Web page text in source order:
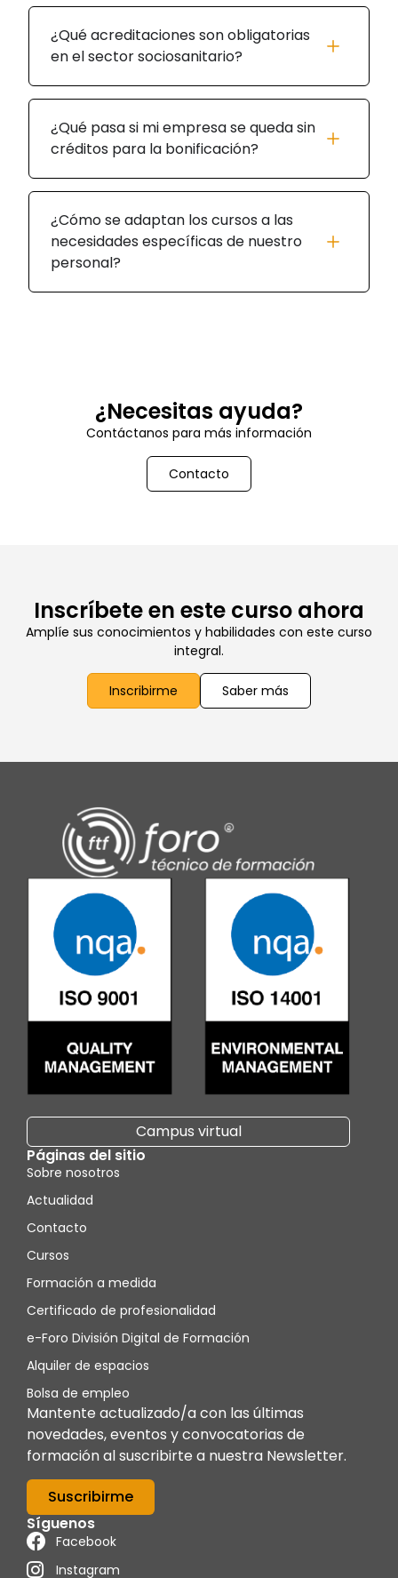
¿Qué acreditaciones son obligatorias
en el sector sociosanitario?
¿Qué pasa si mi empresa se queda sin
créditos para la bonificación?
¿Cómo se adaptan los cursos a las
necesidades específicas de nuestro
personal?
¿Necesitas ayuda?
Contáctanos para más información
Contacto
Inscríbete en este curso ahora
Amplíe sus conocimientos y habilidades con este curso
integral.
Inscribirme Saber más
Campus virtual
Páginas del sitio
Sobre nosotros
Actualidad
Contacto
Cursos
Formación a medida
Certificado de profesionalidad
e-Foro División Digital de Formación
Alquiler de espacios
Bolsa de empleo
Mantente actualizado/a con las últimas
novedades, eventos y convocatorias de
formación al suscribirte a nuestra Newsletter.
Suscribirme
Síguenos
Facebook
Instagram